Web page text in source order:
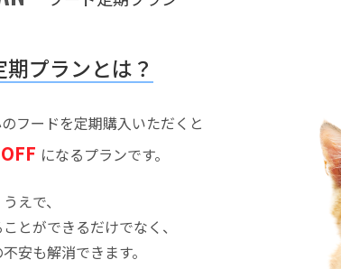
プランとは？
フードを定期購入いただくと
になるプランです。
えで、
とができるだけでなく、
安も解消できます。